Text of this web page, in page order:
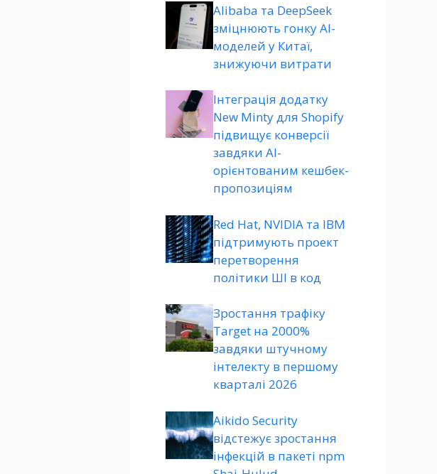
Alibaba та DeepSeek
зміцнюють гонку AI-
моделей у Китаї,
знижуючи витрати
Інтеграція додатку
New Minty для Shopify
підвищує конверсії
завдяки AI-
орієнтованим кешбек-
пропозиціям
Red Hat, NVIDIA та IBM
підтримують проект
перетворення
політики ШІ в код
Зростання трафіку
Target на 2000%
завдяки штучному
інтелекту в першому
кварталі 2026
Aikido Security
відстежує зростання
інфекцій в пакеті npm